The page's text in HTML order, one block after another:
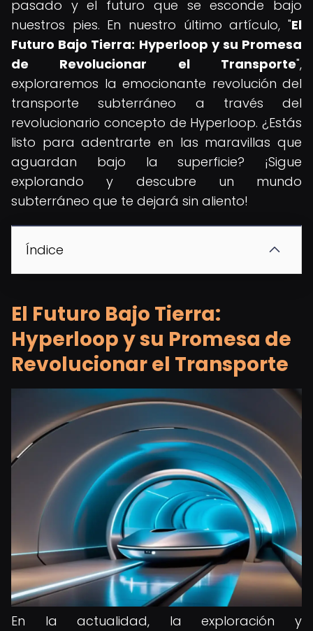
pasado y el futuro que se esconde bajo
nuestros pies. En nuestro último artículo, "El
Futuro Bajo Tierra: Hyperloop y su Promesa
de Revolucionar el Transporte",
exploraremos la emocionante revolución del
transporte subterráneo a través del
revolucionario concepto de Hyperloop. ¿Estás
listo para adentrarte en las maravillas que
aguardan bajo la superficie? ¡Sigue
explorando y descubre un mundo
subterráneo que te dejará sin aliento!
Índice
El Futuro Bajo Tierra:
Hyperloop y su Promesa de
Revolucionar el Transporte
En la actualidad, la exploración y